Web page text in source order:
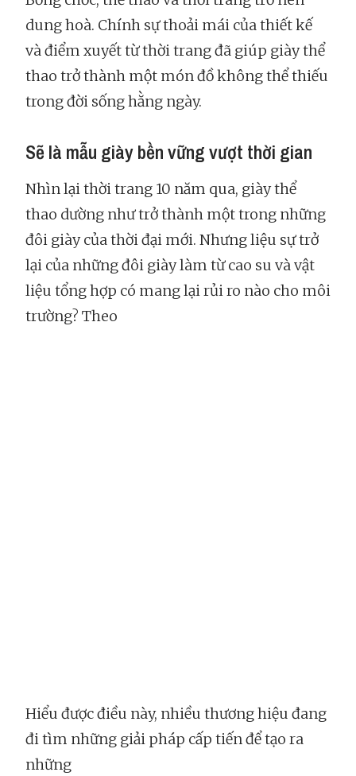
dung hoà. Chính sự thoải mái của thiết kế
và điểm xuyết từ thời trang đã giúp giày thể
thao trở thành một món đồ không thể thiếu
trong đời sống hằng ngày.
Sẽ là mẫu giày bền vững vượt thời gian
Nhìn lại thời trang 10 năm qua, giày thể
thao dường như trở thành một trong những
đôi giày của thời đại mới. Nhưng liệu sự trở
lại của những đôi giày làm từ cao su và vật
liệu tổng hợp có mang lại rủi ro nào cho môi
trường? Theo
Hiểu được điều này, nhiều thương hiệu đang
đi tìm những giải pháp cấp tiến để tạo ra
những